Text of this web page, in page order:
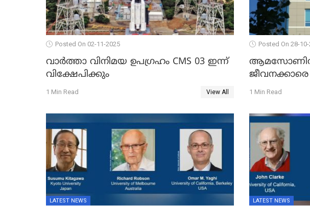
Posted On 02-11-2025
വാര്‍ത്താ വിനിമയ ഉപഗ്രഹം CMS 03 ഇന്ന്
വിക്ഷേപിക്കും
1 Min Read View All
Posted On 28-
ആമസോണില്‍
ജീവനക്കാരെ
1 Min Read
LATEST NEWS LATEST NEWS